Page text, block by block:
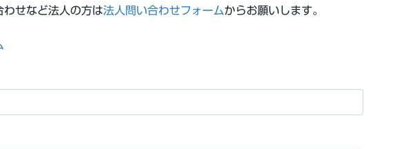
せなど法人の方は法人問い合わせフォームからお願いします。